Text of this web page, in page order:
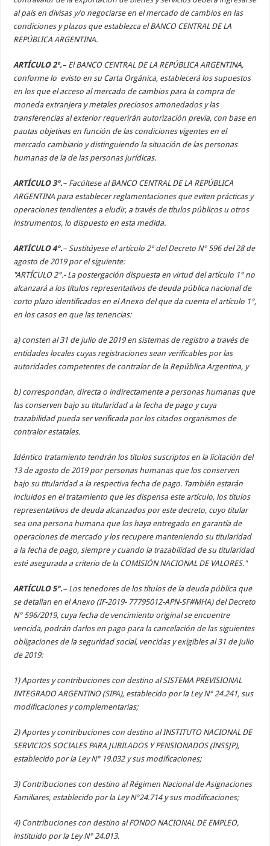
al país en divisas y/o negociarse en el mercado de cambios en las
condiciones y plazos que establezca el BANCO CENTRAL DE LA
REPÚBLICA ARGENTINA.
ARTÍCULO 2º.– El BANCO CENTRAL DE LA REPÚBLICA ARGENTINA,
conforme lo evisto en su Carta Orgánica, establecerá los supuestos
en los que el acceso al mercado de cambios para la compra de
moneda extranjera y metales preciosos amonedados y las
transferencias al exterior requerirán autorización previa, con base en
pautas objetivas en función de las condiciones vigentes en el
mercado cambiario y distinguiendo la situación de las personas
humanas de la de las personas jurídicas.
ARTÍCULO 3°.– Facúltese al BANCO CENTRAL DE LA REPÚBLICA
ARGENTINA para establecer reglamentaciones que eviten prácticas y
operaciones tendientes a eludir, a través de títulos públicos u otros
instrumentos, lo dispuesto en esta medida.
ARTÍCULO 4°.– Sustitúyese el artículo 2º del Decreto N° 596 del 28 de
agosto de 2019 por el siguiente:
"ARTÍCULO 2°.- La postergación dispuesta en virtud del artículo 1° no
alcanzará a los títulos representativos de deuda pública nacional de
corto plazo identificados en el Anexo del que da cuenta el artículo 1°,
en los casos en que las tenencias:
a) consten al 31 de julio de 2019 en sistemas de registro a través de
entidades locales cuyas registraciones sean verificables por las
autoridades competentes de contralor de la República Argentina, y
b) correspondan, directa o indirectamente a personas humanas que
las conserven bajo su titularidad a la fecha de pago y cuya
trazabilidad pueda ser verificada por los citados organismos de
contralor estatales.
Idéntico tratamiento tendrán los títulos suscriptos en la licitación del
13 de agosto de 2019 por personas humanas que los conserven
bajo su titularidad a la respectiva fecha de pago. También estarán
incluidos en el tratamiento que les dispensa este artículo, los títulos
representativos de deuda alcanzados por este decreto, cuyo titular
sea una persona humana que los haya entregado en garantía de
operaciones de mercado y los recupere manteniendo su titularidad
a la fecha de pago, siempre y cuando la trazabilidad de su titularidad
esté asegurada a criterio de la COMISIÓN NACIONAL DE VALORES."
ARTÍCULO 5°.– Los tenedores de los títulos de la deuda pública que
se detallan en el Anexo (IF-2019- 77795012-APN-SF#MHA) del Decreto
N° 596/2019, cuya fecha de vencimiento original se encuentre
vencida, podrán darlos en pago para la cancelación de las siguientes
obligaciones de la seguridad social, vencidas y exigibles al 31 de julio
de 2019:
1) Aportes y contribuciones con destino al SISTEMA PREVISIONAL
INTEGRADO ARGENTINO (SIPA), establecido por la Ley N° 24.241, sus
modificaciones y complementarias;
2) Aportes y contribuciones con destino al INSTITUTO NACIONAL DE
SERVICIOS SOCIALES PARA JUBILADOS Y PENSIONADOS (INSSJP),
establecido por la Ley N° 19.032 y sus modificaciones;
3) Contribuciones con destino al Régimen Nacional de Asignaciones
Familiares, establecido por la Ley N°24.714 y sus modificaciones;
4) Contribuciones con destino al FONDO NACIONAL DE EMPLEO,
instituido por la Ley N° 24.013.